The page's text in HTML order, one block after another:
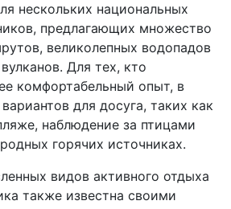
нескольких национальных
предлагающих множество
великолепных водопадов
Для тех, кто
комфортабельный опыт, в
для досуга, таких как
наблюдение за птицами
горячих источниках.
видов активного отдыха
также известна своими